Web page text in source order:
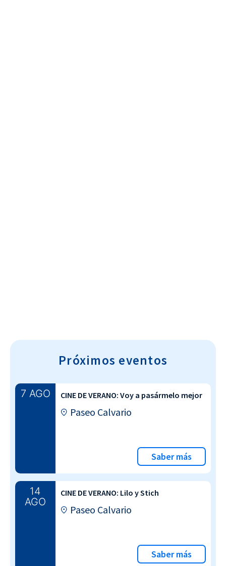
Próximos eventos
7 AGO CINE DE VERANO: Voy a pasármelo mejor
Paseo Calvario
Saber más
14
AGO
CINE DE VERANO: Lilo y Stich
Paseo Calvario
Saber más